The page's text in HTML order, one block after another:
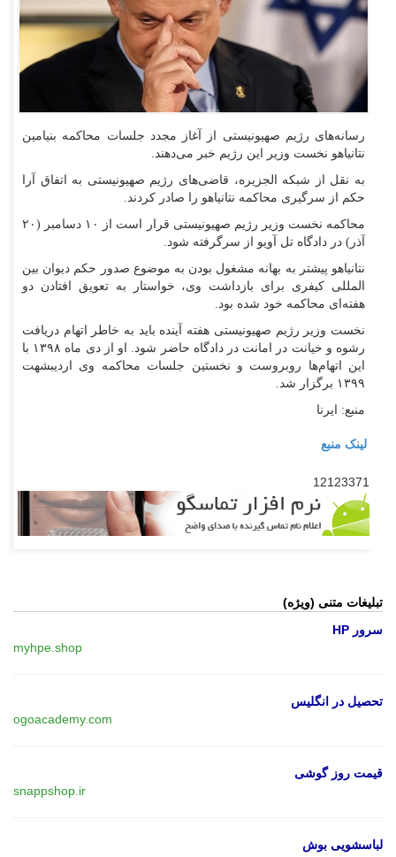
رسانه‌های رژیم صهیونیستی از آغاز مجدد جلسات محاکمه بنیامین
نتانیاهو نخست وزیر این رژیم خبر می‌دهند.
به نقل از شبکه الجزیره، قاضی‌های رژیم صهیونیستی به اتفاق آرا
حکم از سرگیری محاکمه نتانیاهو را صادر کردند.
محاکمه نخست وزیر رژیم صهیونیستی قرار است از ۱۰ دسامبر (۲۰
آذر) در دادگاه تل آویو از سرگرفته شود.
نتانیاهو پیشتر به بهانه مشغول بودن به موضوع صدور حکم دیوان بین
المللی کیفری برای بازداشت وی، خواستار به تعویق افتادن دو
هفته‌ای محاکمه خود شده بود.
نخست وزیر رژیم صهیونیستی هفته آینده باید به خاطر اتهام دریافت
رشوه و خیانت در امانت در دادگاه حاضر شود. او از دی ماه ۱۳۹۸ با
این اتهام‌ها روبروست و نخستین جلسات محاکمه وی اردیبشهت
۱۳۹۹ برگزار شد.
منبع: ایرنا
لینک منبع
12123371
تبلیغات متنی (ویژه)
سرور HP
myhpe.shop
تحصیل در انگلیس
ogoacademy.com
قیمت روز گوشی
snappshop.ir
لباسشویی بوش